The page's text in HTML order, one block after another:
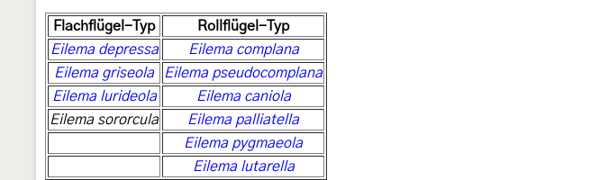
Flachflügel-Typ
Rollflügel-Typ
Eilema depressa
Eilema complana
Eilema griseola
Eilema pseudocomplana
Eilema lurideola
Eilema caniola
Eilema sororcula
Eilema palliatella
Eilema pygmaeola
Eilema lutarella